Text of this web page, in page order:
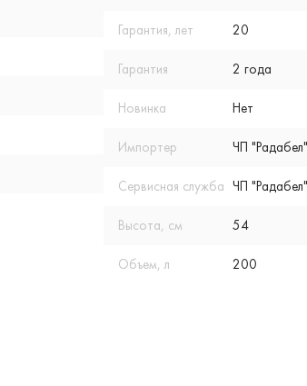
Гарантия, лет 20
Гарантия 2 года
Новинка Нет
Импортер ЧП
Сервисная служба ЧП
Высота, см 54
Объем, л 200